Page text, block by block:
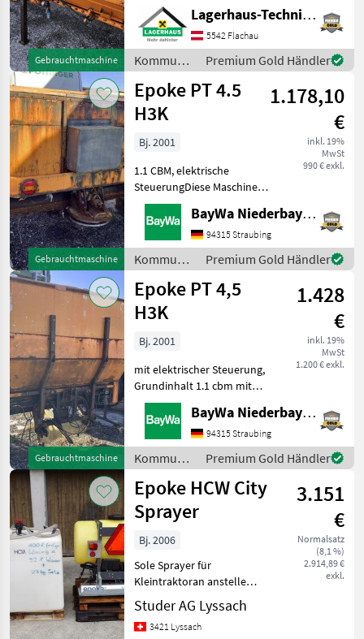
Amazone
Landgut
Hydrac
Lehner
Alle 36
anzeigen
MARKTPLATZ
Marktplatz Händlerangebote Kleinanzeigen
Gebrauchtmaschine
funktionsfähig. Wir vom
Verkaufsteam der
LAGERHAUS TECHNIK
stehen gerne für Fragen zur
Verfügung
Lagerhaus-Technik Flachau
5542 Flachau
Kommunalgeräte
/ Epoke
Premium Gold Händler
Gebrauchtmaschine
Epoke PT 4.5
H3K
1.178,10
€
inkl. 19%
MwSt
990 € exkl.
Bj. 2001
1.1 CBM, elektrische
SteuerungDiese Maschine
steht an unserem BayWa
Standort in DE - 94065
Waldkirchen.Gerne steht
Ihnen Herr Altmannshofer
Tel. 0162/2828176 für Ihr
BayWa Niederbayern
94315 Straubing
Kommunalgeräte
/ Epoke
Premium Gold Händler
Gebrauchtmaschine
Epoke PT 4,5
H3K
1.428
€
inkl. 19%
MwSt
1.200 € exkl.
Bj. 2001
mit elektrischer Steuerung,
Grundinhalt 1.1 cbm mit
Aufsatz 1.6 cbm, Diese
Maschine steht an unserem
BayWa Standort in DE -
94065 Waldkirchen.Gerne
steht Ihnen Herr
BayWa Niederbayern
94315 Straubing
Kommunalgeräte
/ Epoke
Premium Gold Händler
Epoke HCW City
Sprayer
3.151
€
Normalsatz
(8,1 %)
2.914,89 €
exkl.
Bj. 2006
Sole Sprayer für
Kleintraktoran anstelle
eines Salzstreuers /
Seitendüsen einzeln
ausschaltbar /
Studer AG Lyssach
3421 Lyssach